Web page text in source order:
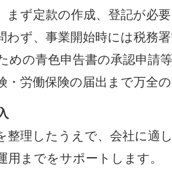
まず定款の作成、登記が必
わず、事業開始時には税務
めの青色申告書の承認申請
・労働保険の届出まで万全
整理したうえで、会社に適
用までをサポートします。